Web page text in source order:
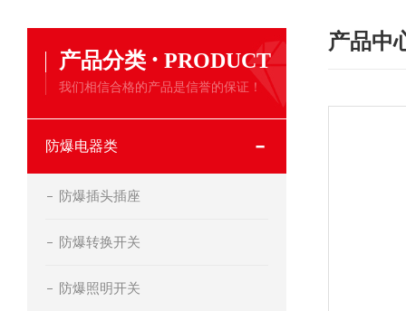
产品分类 · PRODUCT
我们相信合格的产品是信誉的保证！
防爆电器类
防爆插头插座
防爆转换开关
防爆照明开关
产品中